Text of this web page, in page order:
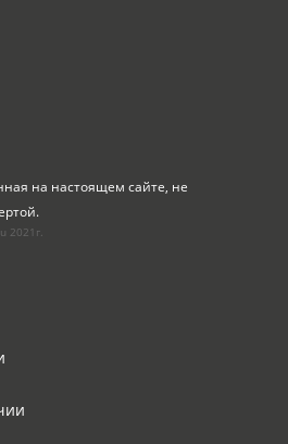
на настоящем сайте, не
2021г.